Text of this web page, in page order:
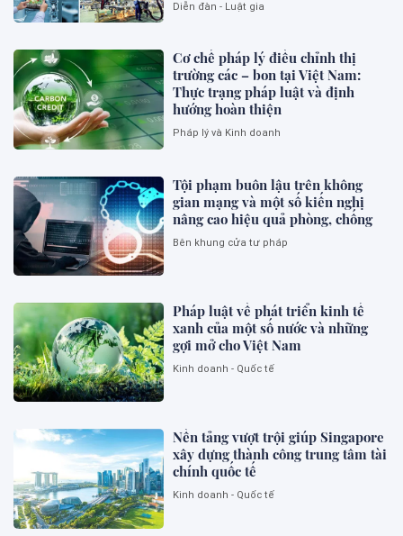
Diễn đàn - Luật gia
Cơ chế pháp lý điều chỉnh thị
trường các – bon tại Việt Nam:
Thực trạng pháp luật và định
hướng hoàn thiện
Pháp lý và Kinh doanh
Tội phạm buôn lậu trên không
gian mạng và một số kiến nghị
nâng cao hiệu quả phòng, chống
Bên khung cửa tư pháp
Pháp luật về phát triển kinh tế
xanh của một số nước và những
gợi mở cho Việt Nam
Kinh doanh - Quốc tế
Nền tảng vượt trội giúp Singapore
xây dựng thành công trung tâm tài
chính quốc tế
Kinh doanh - Quốc tế